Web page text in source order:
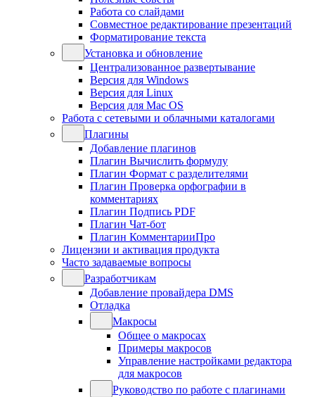
Работа со слайдами
Совместное редактирование презентаций
Форматирование текста
Установка и обновление
Централизованное развертывание
Версия для Windows
Версия для Linux
Версия для Mac OS
Работа с сетевыми и облачными каталогами
Плагины
Добавление плагинов
Плагин Вычислить формулу
Плагин Формат с разделителями
Плагин Проверка орфографии в
комментариях
Плагин Подпись PDF
Плагин Чат-бот
Плагин КомментарииПро
Лицензии и активация продукта
Часто задаваемые вопросы
Разработчикам
Добавление провайдера DMS
Отладка
Макросы
Общее о макросах
Примеры макросов
Управление настройками редактора
для макросов
Руководство по работе с плагинами